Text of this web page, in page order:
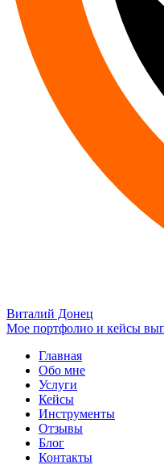
Виталий Донец
Мое портфолио и кейсы
Главная
Обо мне
Услуги
Кейсы
Инструменты
Отзывы
Блог
Контакты